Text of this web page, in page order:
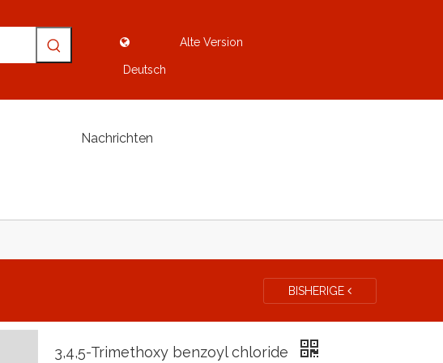
Deutsch
Alte Version
Nachrichten
BISHERIGE
3,4,5-Trimethoxy benzoyl chloride